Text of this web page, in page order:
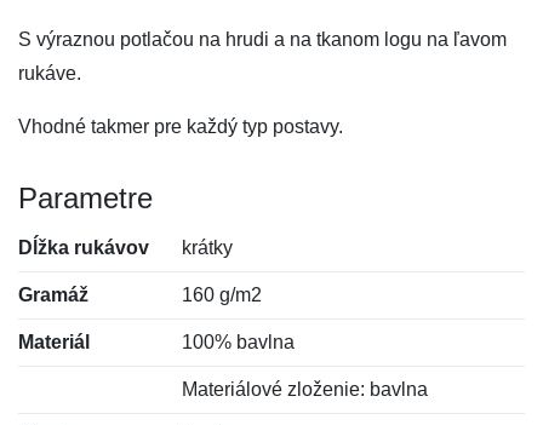
S výraznou potlačou na hrudi a na tkanom logu na ľavom
rukáve.
Vhodné takmer pre každý typ postavy.
Parametre
Dĺžka rukávov krátky
Gramáž 160 g/m2
Materiál 100% bavlna
Materiálové zloženie: bavlna